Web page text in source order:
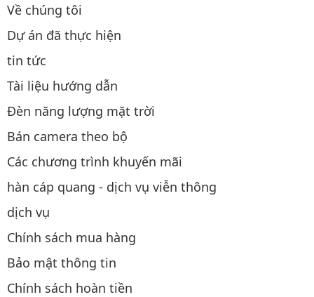
Về chúng tôi
Dự án đã thực hiện
tin tức
Tài liệu hướng dẫn
Đèn năng lượng mặt trời
Bán camera theo bộ
Các chương trình khuyến mãi
hàn cáp quang - dịch vụ viễn thông
dịch vụ
Chính sách mua hàng
Bảo mật thông tin
Chính sách hoàn tiền